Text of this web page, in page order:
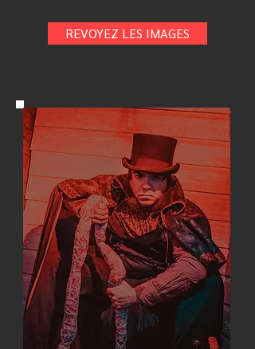
REVOYEZ LES IMAGES